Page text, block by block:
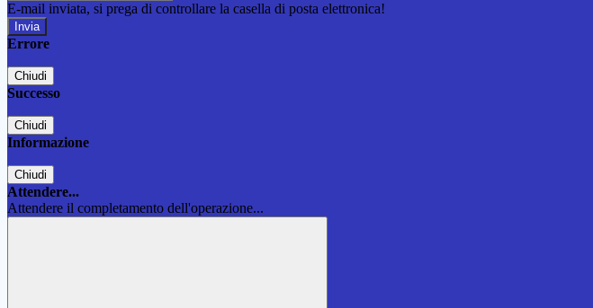
E-mail inviata, si prega di controllare la casella di posta elettronica!
Errore
Chiudi
Successo
Chiudi
Informazione
Chiudi
Attendere...
Attendere il completamento dell'operazione...